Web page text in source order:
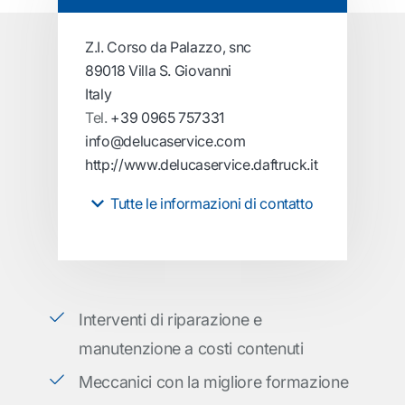
Z.I. Corso da Palazzo, snc
89018 Villa S. Giovanni
Italy
Tel. +39 0965 757331
info@delucaservice.com
http://www.delucaservice.daftruck.it
Tutte le informazioni di contatto
Interventi di riparazione e
manutenzione a costi contenuti
Meccanici con la migliore formazione